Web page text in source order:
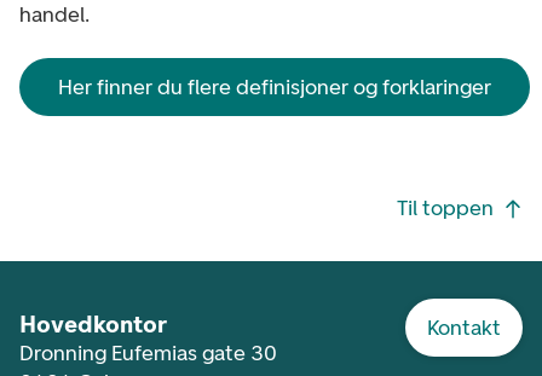
Kontakt
handel.
Her finner du flere definisjoner og forklaringer
Til toppen
Hovedkontor
Dronning Eufemias gate 30